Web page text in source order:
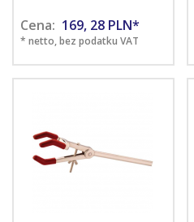
Cena: 169, 28 PLN*
* netto, bez podatku VAT